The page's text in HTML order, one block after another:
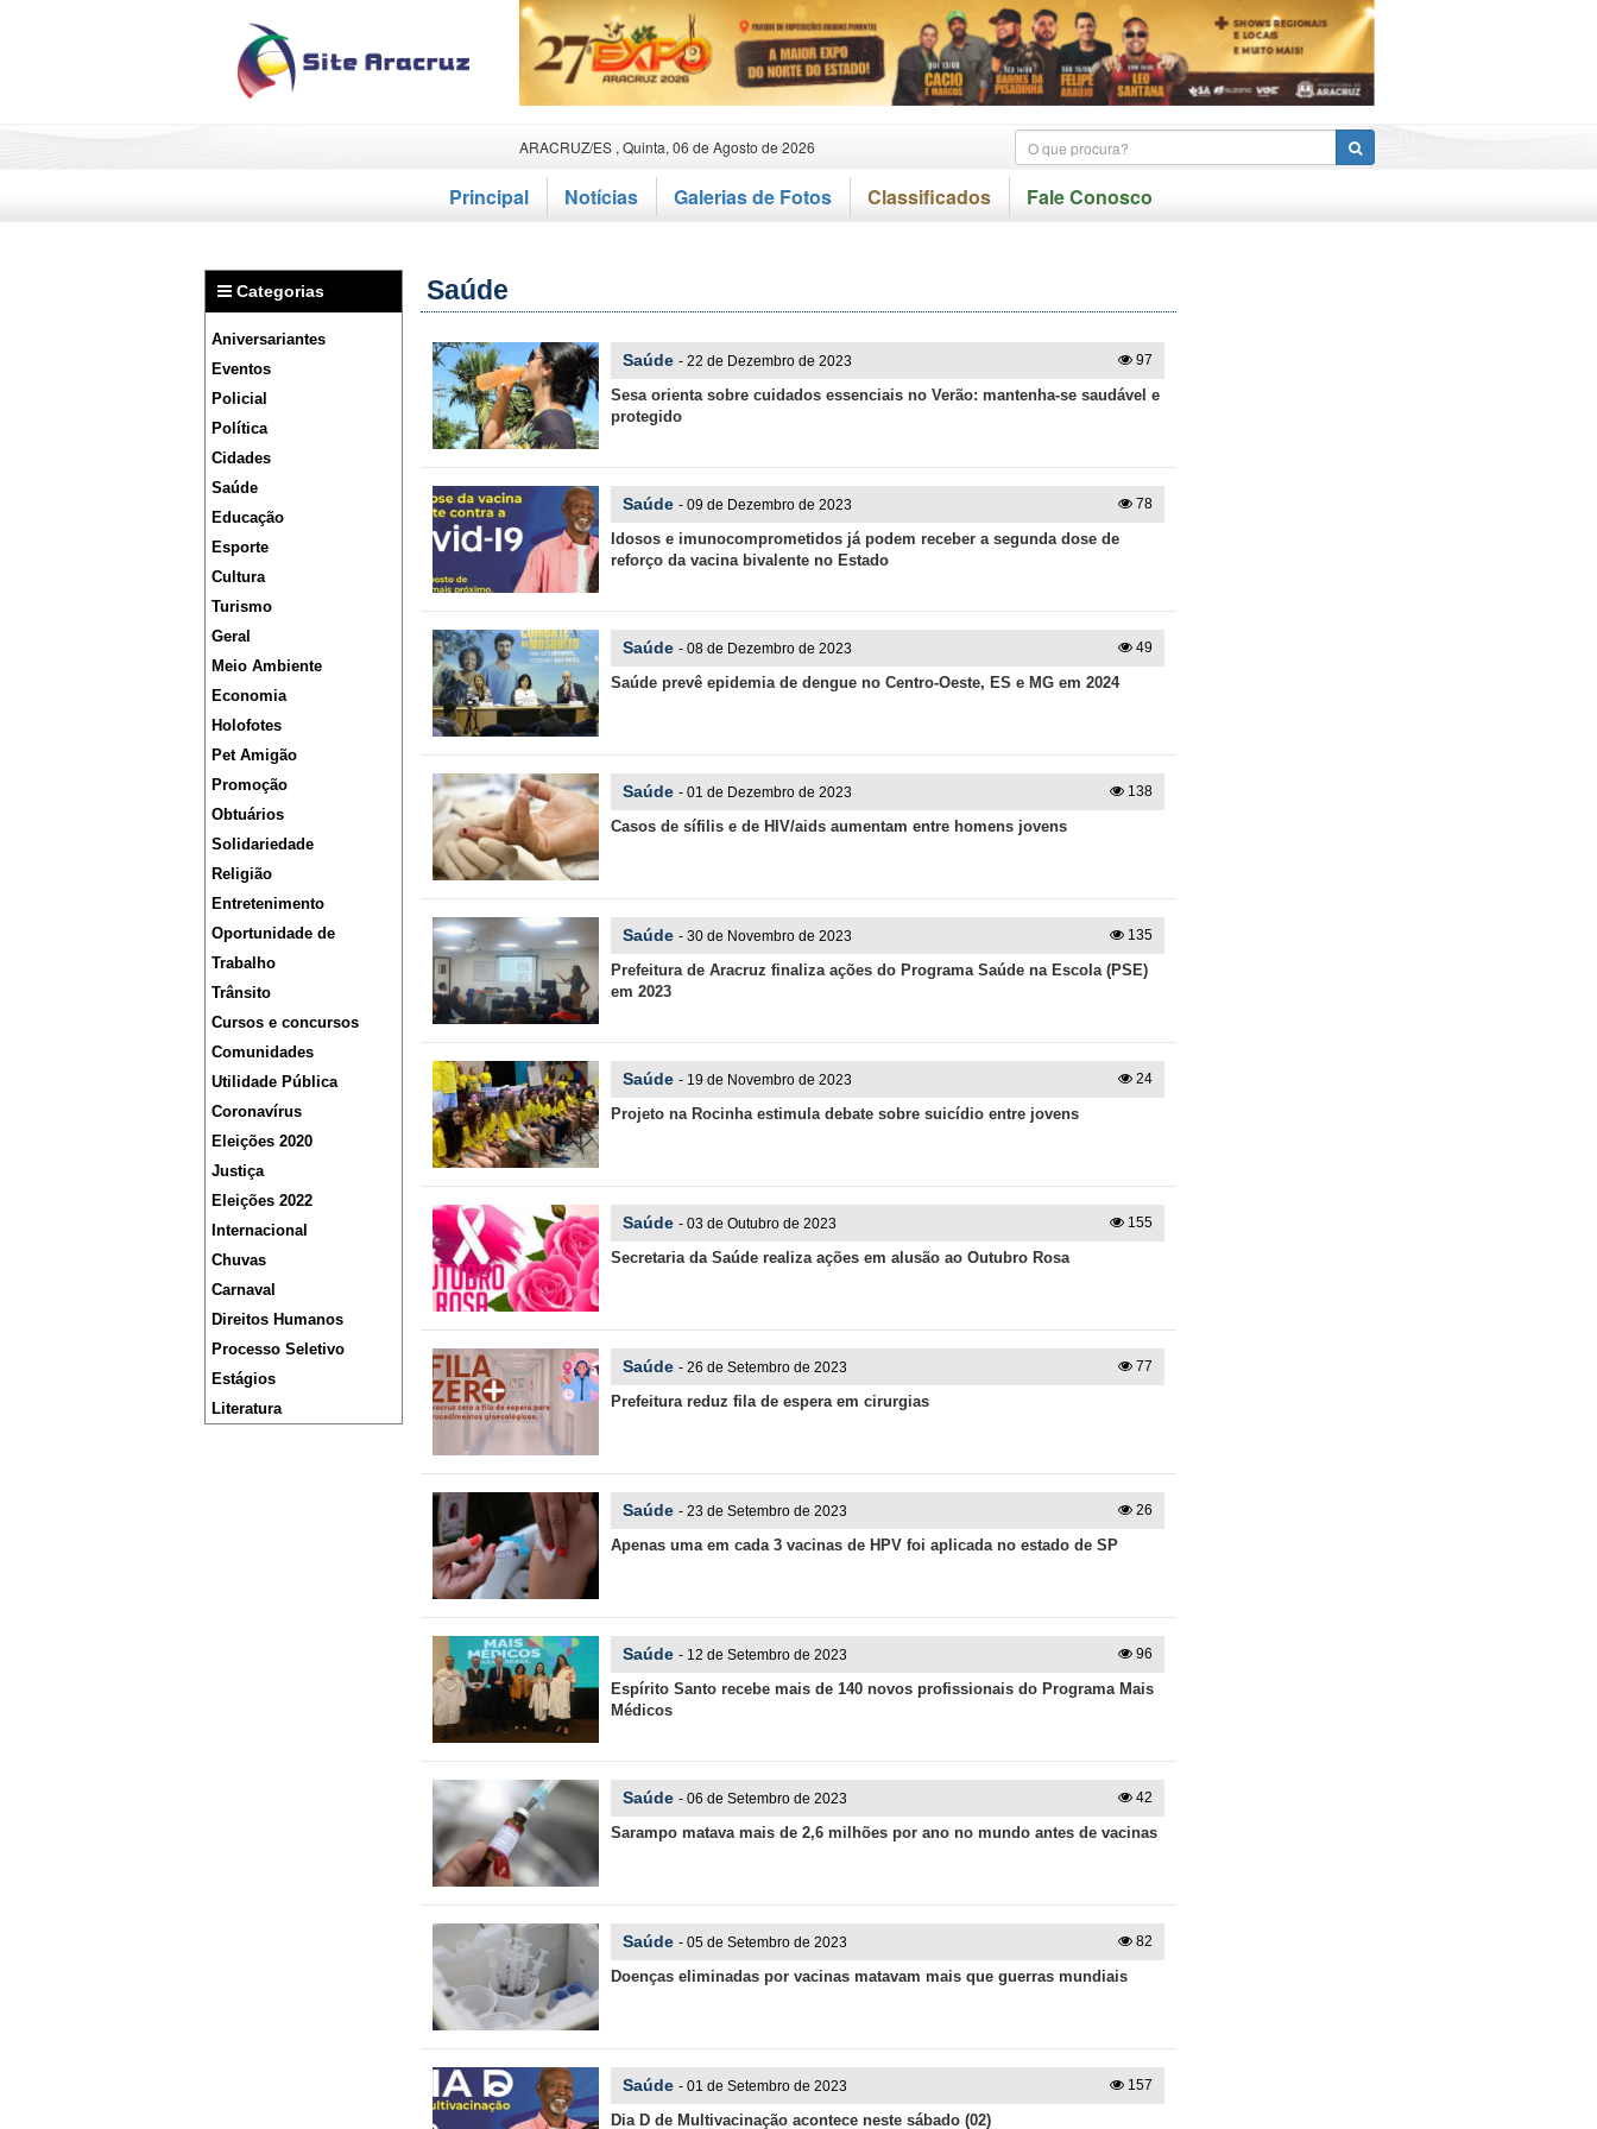
ARACRUZ/ES , Quinta, 06 de Agosto de 2026
Principal Notícias Galerias de Fotos Classificados Fale Conosco
Categorias
Aniversariantes
Eventos
Policial
Política
Cidades
Saúde
Educação
Esporte
Cultura
Turismo
Geral
Meio Ambiente
Economia
Holofotes
Pet Amigão
Promoção
Obtuários
Solidariedade
Religião
Entretenimento
Oportunidade de
Trabalho
Trânsito
Cursos e concursos
Comunidades
Utilidade Pública
Coronavírus
Eleições 2020
Justiça
Eleições 2022
Internacional
Chuvas
Carnaval
Direitos Humanos
Processo Seletivo
Estágios
Literatura
Saúde
97
Saúde - 22 de Dezembro de 2023
Sesa orienta sobre cuidados essenciais no Verão: mantenha-se saudável e
protegido
78
Saúde - 09 de Dezembro de 2023
Idosos e imunocomprometidos já podem receber a segunda dose de
reforço da vacina bivalente no Estado
49
Saúde - 08 de Dezembro de 2023
Saúde prevê epidemia de dengue no Centro-Oeste, ES e MG em 2024
138
Saúde - 01 de Dezembro de 2023
Casos de sífilis e de HIV/aids aumentam entre homens jovens
135
Saúde - 30 de Novembro de 2023
Prefeitura de Aracruz finaliza ações do Programa Saúde na Escola (PSE)
em 2023
24
Saúde - 19 de Novembro de 2023
Projeto na Rocinha estimula debate sobre suicídio entre jovens
155
Saúde - 03 de Outubro de 2023
Secretaria da Saúde realiza ações em alusão ao Outubro Rosa
77
Saúde - 26 de Setembro de 2023
Prefeitura reduz fila de espera em cirurgias
26
Saúde - 23 de Setembro de 2023
Apenas uma em cada 3 vacinas de HPV foi aplicada no estado de SP
96
Saúde - 12 de Setembro de 2023
Espírito Santo recebe mais de 140 novos profissionais do Programa Mais
Médicos
42
Saúde - 06 de Setembro de 2023
Sarampo matava mais de 2,6 milhões por ano no mundo antes de vacinas
82
Saúde - 05 de Setembro de 2023
Doenças eliminadas por vacinas matavam mais que guerras mundiais
157
Saúde - 01 de Setembro de 2023
Dia D de Multivacinação acontece neste sábado (02)